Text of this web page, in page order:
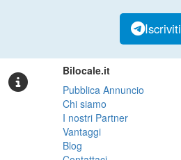
Iscriviti
Bilocale.it
Pubblica Annuncio
Chi siamo
I nostri Partner
Vantaggi
Blog